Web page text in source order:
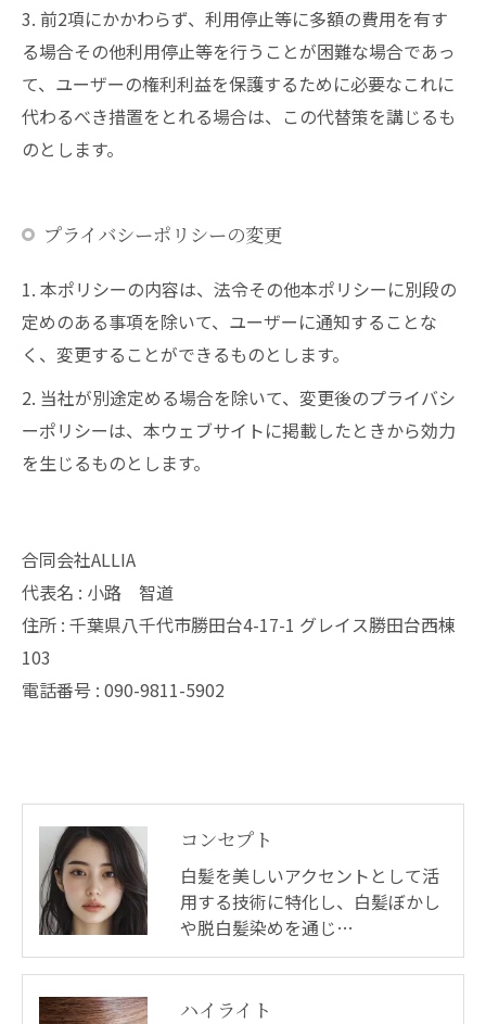
3. 前2項にかかわらず、利用停止等に多額の費用を有す
る場合その他利用停止等を行うことが困難な場合であっ
て、ユーザーの権利利益を保護するために必要なこれに
代わるべき措置をとれる場合は、この代替策を講じるも
のとします。
プライバシーポリシーの変更
1. 本ポリシーの内容は、法令その他本ポリシーに別段の
定めのある事項を除いて、ユーザーに通知することな
く、変更することができるものとします。
2. 当社が別途定める場合を除いて、変更後のプライバシ
ーポリシーは、本ウェブサイトに掲載したときから効力
を生じるものとします。
合同会社ALLIA
代表名 : 小路 智道
住所 : 千葉県八千代市勝田台4-17-1 グレイス勝田台西棟
103
電話番号 : 090-9811-5902
コンセプト
白髪を美しいアクセントとして活
用する技術に特化し、白髪ぼかし
や脱白髪染めを通じ…
ハイライト